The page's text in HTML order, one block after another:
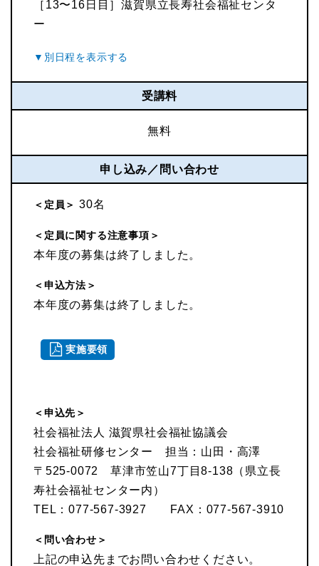
［13〜16日目］滋賀県立長寿社会福祉センタ
ー
受講料
無料
申し込み／問い合わせ
＜定員＞ 30名
＜定員に関する注意事項＞
本年度の募集は終了しました。
＜申込方法＞
本年度の募集は終了しました。
実施要領
＜申込先＞
社会福祉法人 滋賀県社会福祉協議会
社会福祉研修センター 担当：山田・高澤
〒525-0072 草津市笠山7丁目8-138（県立長
寿社会福祉センター内）
TEL：077-567-3927 FAX：077-567-3910
＜問い合わせ＞
上記の申込先までお問い合わせください。